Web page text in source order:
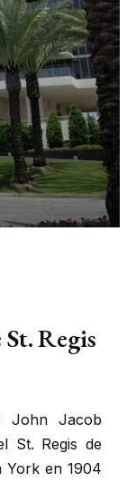
Regis
John Jacob
St. Regis de
York en 1904